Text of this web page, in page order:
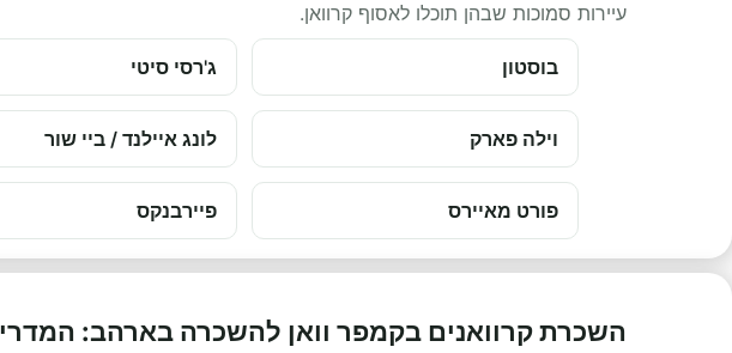
עיירות סמוכות שבהן תוכלו לאסוף קרוואן.
בוסטון ג'רסי סיטי
וילה פארק לונג איילנד / ביי שור
פורט מאיירס פיירבנקס
השכרת קרוואנים בקמפר וואן להשכרה בארהב: